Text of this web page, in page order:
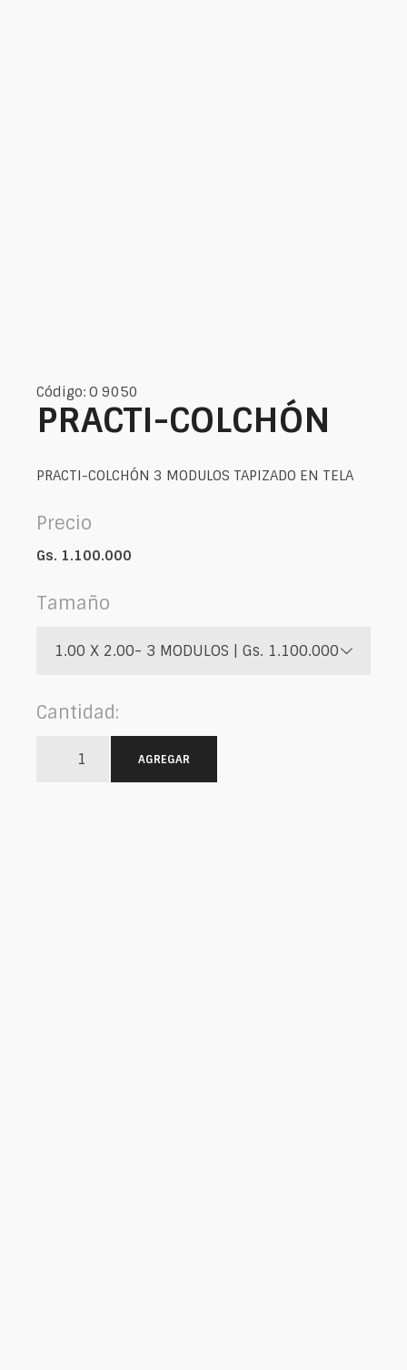
Código: O 9050
PRACTI-COLCHÓN
PRACTI-COLCHÓN 3 MODULOS TAPIZADO EN TELA
Precio
Gs. 1.100.000
Tamaño
1.00 X 2.00- 3 MODULOS | Gs. 1.100.000
Cantidad:
AGREGAR